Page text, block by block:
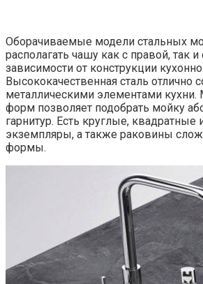
Оборачиваемые модели стальных
располагать чашу как с правой, так
зависимости от конструкции
Высококачественная сталь отлично
металлическими элементами кухни.
форм позволяет подобрать мойку
гарнитур. Есть круглые,
экземпляры, а также раковины
формы.